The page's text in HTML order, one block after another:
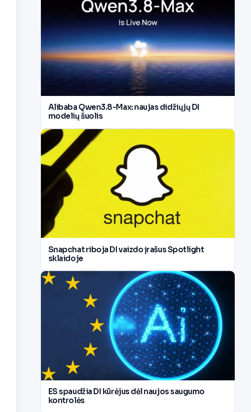
Alibaba Qwen3.8-Max: naujas didžiųjų DI
modelių šuolis
Snapchat riboja DI vaizdo įrašus Spotlight
sklaidoje
ES spaudžia DI kūrėjus dėl naujos saugumo
kontrolės